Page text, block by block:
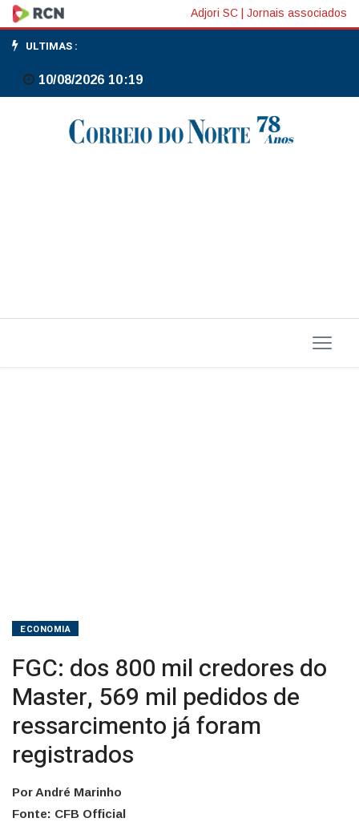
FGC:
dos
800
credores
pedidos
Adjori SC Jornais associados
ULTIMAS :
10/08/2026 10:19
ECONOMIA
FGC: dos 800 mil credores do
Master, 569 mil pedidos de
ressarcimento já foram
registrados
Por André Marinho
Fonte: CFB Official